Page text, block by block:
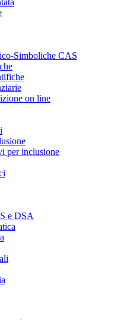
Simboliche CAS
on line
per inclusione
e DSA